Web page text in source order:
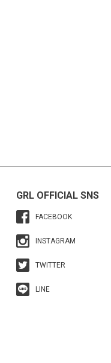
GRL OFFICIAL SNS
FACEBOOK
INSTAGRAM
TWITTER
LINE